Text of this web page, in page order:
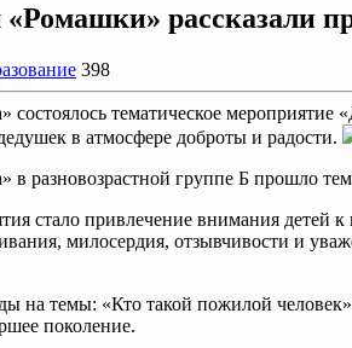
рассказали
398
состоялось тематическое
в атмосфере доброты и радости.
в разновозрастной группе Б прошло
стало привлечение внимания детей
милосердия, отзывчивости и
на темы: «Кто такой пожилой
поколение.